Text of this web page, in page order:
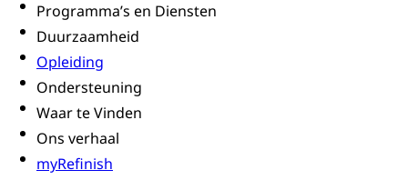
Programma’s en Diensten
Duurzaamheid
Opleiding
Ondersteuning
Waar te Vinden
Ons verhaal
myRefinish